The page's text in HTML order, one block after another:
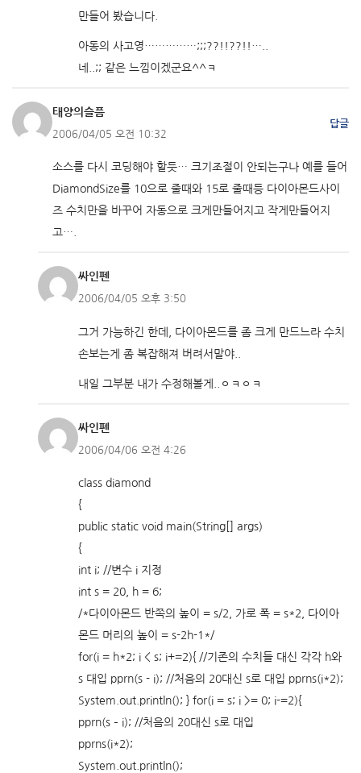
만들어 봤습니다.
아동의 사고영……………;;;??!!??!!…..
네..;; 같은 느낌이겠군요^^ㅋ
태양의슬픔
2006/04/05 오전 10:32
답글
소스를 다시 코딩해야 할듯… 크기조절이 안되는구나 예를 들어
DiamondSize를 10으로 줄때와 15로 줄때등 다이아몬드사이
즈 수치만을 바꾸어 자동으로 크게만들어지고 작게만들어지
고….
싸인펜
2006/04/05 오후 3:50
그거 가능하긴 한데, 다이아몬드를 좀 크게 만드느라 수치
손보는게 좀 복잡해져 버려서말야..
내일 그부분 내가 수정해볼게..ㅇㅋㅇㅋ
싸인펜
2006/04/06 오전 4:26
class diamond
{
public static void main(String[] args)
{
int i; //변수 i 지정
int s = 20, h = 6;
/*다이아몬드 반쪽의 높이 = s/2, 가로 폭 = s*2, 다이아
몬드 머리의 높이 = s-2h-1*/
for(i = h*2; i < s; i+=2){ //기존의 수치들 대신 각각 h와
s 대입 pprn(s - i); //처음의 20대신 s로 대입 pprns(i*2);
System.out.println(); } for(i = s; i >= 0; i-=2){
pprn(s – i); //처음의 20대신 s로 대입
pprns(i*2);
System.out.println();